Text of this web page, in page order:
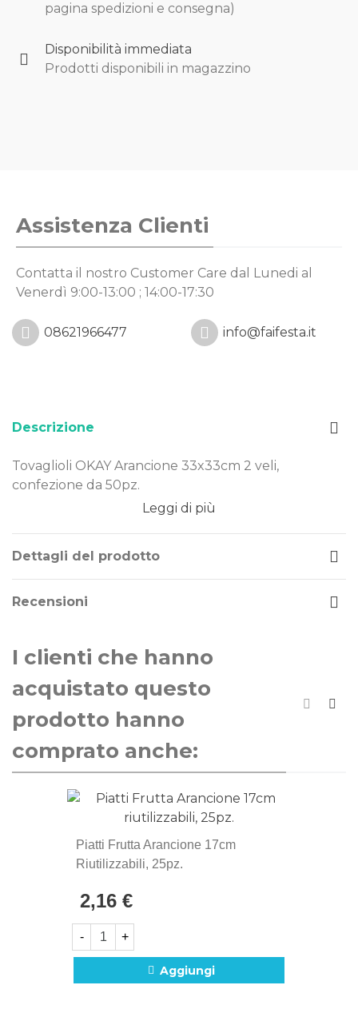
pagina spedizioni e consegna)
Disponibilità immediata
Prodotti disponibili in magazzino
Assistenza Clienti
Contatta il nostro Customer Care dal Lunedi al
Venerdì 9:00-13:00 ; 14:00-17:30
08621966477 info@faifesta.it
Descrizione
Tovaglioli OKAY Arancione 33x33cm 2 veli,
confezione da 50pz.
Dimensione: 33x33cm
Tema/Colore: arancione
Confezione da: 50pz
stampa colorata ad alta risoluzione sono resistenti e
compleanni, party e feste a tema arancione.
Leggi di più
Dettagli del prodotto
Recensioni
I clienti che hanno
acquistato questo
prodotto hanno
comprato anche:
Piatti Frutta Arancione 17cm
Riutilizzabili, 25pz.
2,16 €
- +
Aggiungi